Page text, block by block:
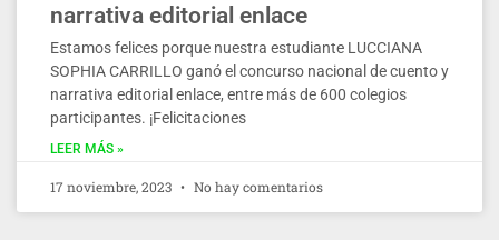
narrativa editorial enlace
Estamos felices porque nuestra estudiante LUCCIANA
SOPHIA CARRILLO ganó el concurso nacional de cuento y
narrativa editorial enlace, entre más de 600 colegios
participantes. ¡Felicitaciones
LEER MÁS »
17 noviembre, 2023 No hay comentarios